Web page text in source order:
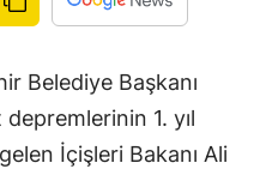
Belediye Başkanı
1. yıl
İçişleri Bakanı Ali